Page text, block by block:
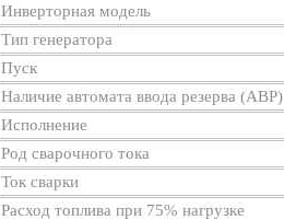
Инверторная модель
Тип генератора
Пуск
Наличие автомата ввода резерва (АВР)
Исполнение
Род сварочного тока
Ток сварки
Расход топлива при 75% нагрузке